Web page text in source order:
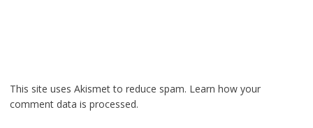
This site uses Akismet to reduce spam. Learn how your
comment data is processed.